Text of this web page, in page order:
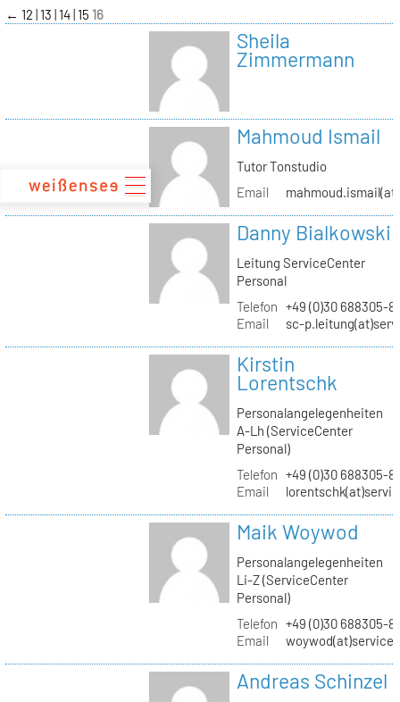
zum
Inhalt
← 12 13 14 15 16
Sheila
Zimmermann
Mahmoud Ismail
Tutor Tonstudio
Email
Danny Bialkowski
Leitung ServiceCenter
Personal
Telefon +49 (0)30 688305-
Email
sc-
Kirstin
Lorentschk
Personalangelegenheiten
A-Lh (ServiceCenter
Personal)
Telefon +49 (0)30 688305-
Email
Maik Woywod
Personalangelegenheiten
Li-Z (ServiceCenter
Personal)
Telefon +49 (0)30 688305-
Email
Andreas Schinzel